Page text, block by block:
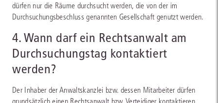
dürfen nur die Räume durchsucht werden, die von der im
Durchsuchungsbeschluss genannten Gesellschaft genutzt werden.
4. Wann darf ein Rechtsanwalt am
Durchsuchungstag kontaktiert
werden?
Der Inhaber der Anwaltskanzlei bzw. dessen Mitarbeiter dürfen